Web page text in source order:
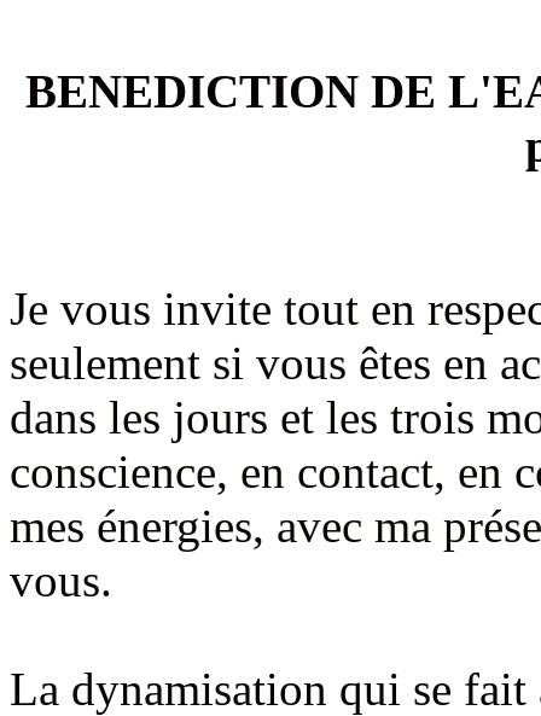
BENEDICTION DE
Je vous invite tout en
seulement si vous êtes en
dans les jours et les trois
conscience, en contact, en
mes énergies, avec ma
vous.
La dynamisation qui se fait